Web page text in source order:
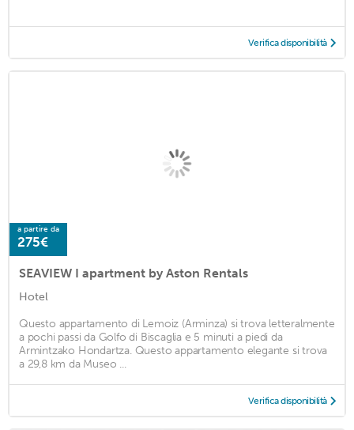
Verifica disponibilità
a partire da
275€
SEAVIEW I apartment by Aston Rentals
Hotel
Questo appartamento di Lemoiz (Arminza) si trova letteralmente
a pochi passi da Golfo di Biscaglia e 5 minuti a piedi da
Armintzako Hondartza. Questo appartamento elegante si trova
a 29,8 km da Museo ...
Verifica disponibilità